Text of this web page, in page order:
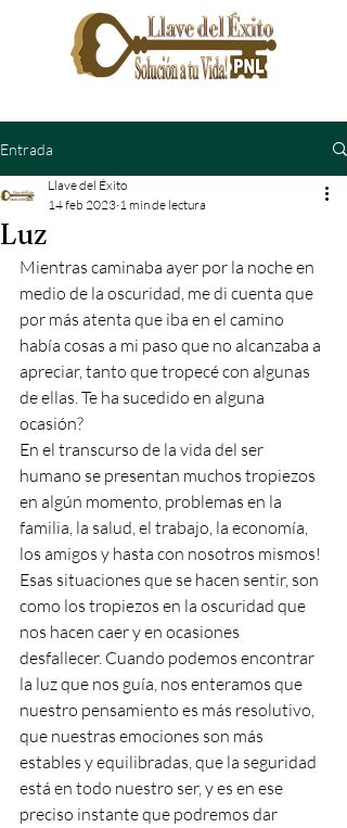
Entrada
Luz
Llave del Éxito
14 feb 2023 1 min de lectura
Mientras caminaba ayer por la noche en
medio de la oscuridad, me di cuenta que
por más atenta que iba en el camino
había cosas a mi paso que no alcanzaba a
apreciar, tanto que tropecé con algunas
de ellas. Te ha sucedido en alguna
ocasión?
En el transcurso de la vida del ser
humano se presentan muchos tropiezos
en algún momento, problemas en la
familia, la salud, el trabajo, la economía,
los amigos y hasta con nosotros mismos!
Esas situaciones que se hacen sentir, son
como los tropiezos en la oscuridad que
nos hacen caer y en ocasiones
desfallecer. Cuando podemos encontrar
la luz que nos guía, nos enteramos que
nuestro pensamiento es más resolutivo,
que nuestras emociones son más
estables y equilibradas, que la seguridad
está en todo nuestro ser, y es en ese
preciso instante que podremos dar